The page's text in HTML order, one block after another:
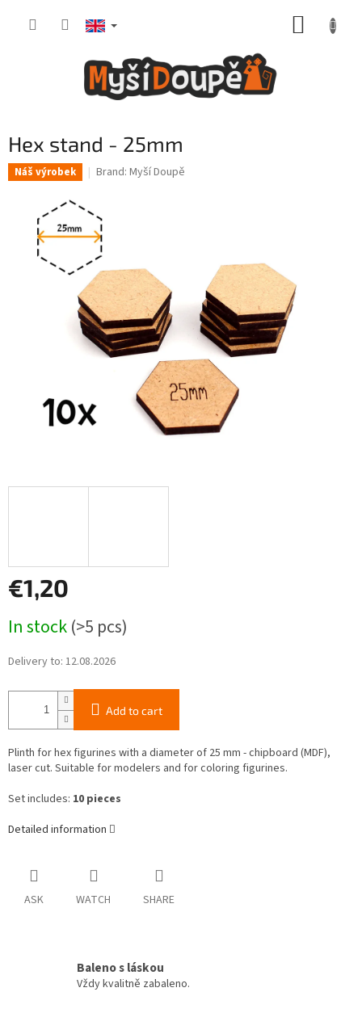
Hex stand - 25mm
Náš výrobek Brand: Myší Doupě
€1,20
price:
In stock(>5 pcs)
Delivery to: 12.08.2026
Add to cart
Plinth for hex figurines with a diameter of 25 mm - chipboard (MDF),
laser cut. Suitable for modelers and for coloring figurines.
Set includes: 10 pieces
Detailed information
ASK WATCH SHARE
Baleno s láskou
Vždy kvalitně zabaleno.